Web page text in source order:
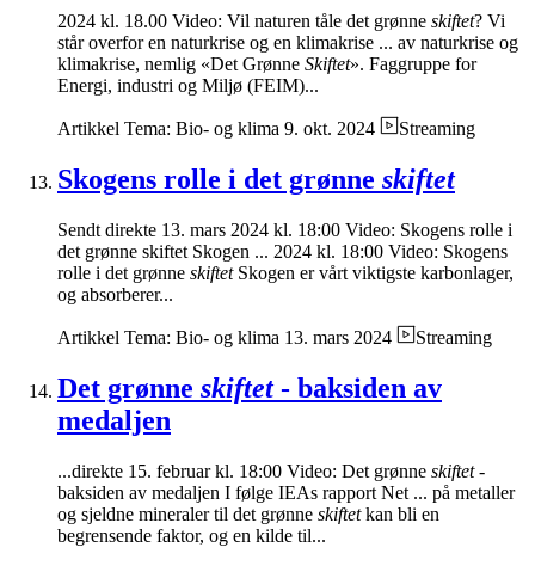
2024 kl. 18.00 Video: Vil naturen tåle det grønne skiftet? Vi
står overfor en naturkrise og en klimakrise ... av naturkrise og
klimakrise, nemlig «Det Grønne Skiftet». Faggruppe for
Energi, industri og Miljø (FEIM)...
Artikkel Tema: Bio- og klima 9. okt. 2024 Streaming
Skogens rolle i det grønne skiftet
Sendt direkte 13. mars 2024 kl. 18:00 Video: Skogens rolle i
det grønne skiftet Skogen ... 2024 kl. 18:00 Video: Skogens
rolle i det grønne skiftetSkogen er vårt viktigste karbonlager,
og absorberer...
Artikkel Tema: Bio- og klima 13. mars 2024 Streaming
Det grønne skiftet- baksiden av
medaljen
...direkte 15. februar kl. 18:00 Video: Det grønne skiftet-
baksiden av medaljen I følge IEAs rapport Net ... på metaller
og sjeldne mineraler til det grønne skiftetkan bli en
begrensende faktor, og en kilde til...